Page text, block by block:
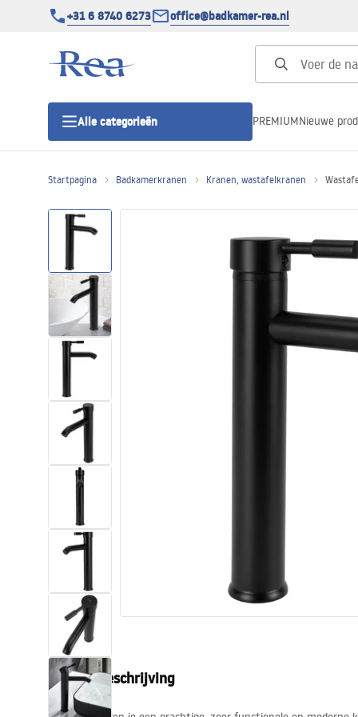
+31 6 8740 6273 office@badkamer-rea.nl
Alle categorieën
Douchebakken
Lineaire Douchegoten
Baden en badwanden
Keuken
PREMIUMNieuwe
Startpagina Badkamerkranen Kranen, wastafelkranen
Productbeschrijving